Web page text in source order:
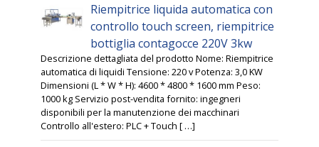
Riempitrice liquida automatica con
controllo touch screen, riempitrice
bottiglia contagocce 220V 3kw
Descrizione dettagliata del prodotto Nome: Riempitrice
automatica di liquidi Tensione: 220 v Potenza: 3,0 KW
Dimensioni (L * W * H): 4600 * 4800 * 1600 mm Peso:
1000 kg Servizio post-vendita fornito: ingegneri
disponibili per la manutenzione dei macchinari
Controllo all'estero: PLC + Touch [ …]